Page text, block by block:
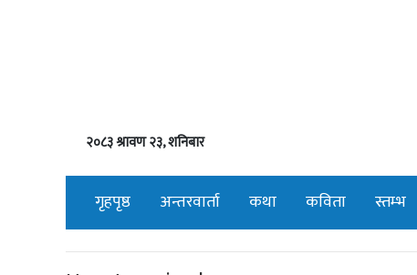
२०८३ श्रावण २३, शनिबार
गृहपृष्ठ अन्तरवार्ता कथा कविता स्तम्भ